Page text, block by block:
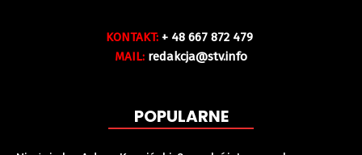
KONTAKT: + 48 667 872 479
MAIL: redakcja@stv.info
POPULARNE